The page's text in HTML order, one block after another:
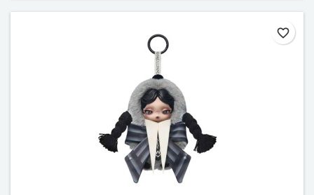
favorite_border